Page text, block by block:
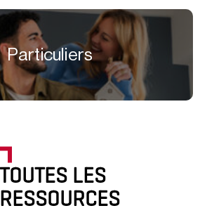
Particuliers
TOUTES LES
RESSOURCES